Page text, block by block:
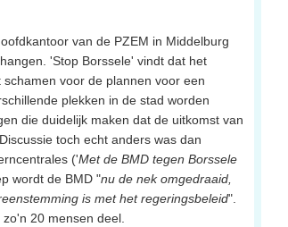
van de PZEM in Middelburg
'Stop Borssele' vindt dat het
voor de plannen voor een
plekken in de stad worden
die duidelijk maken dat de uitkomst van
toch echt anders was dan
('Met de BMD tegen Borssele
wordt de BMD "nu de nek omgedraaid,
is met het regeringsbeleid".
20 mensen deel.